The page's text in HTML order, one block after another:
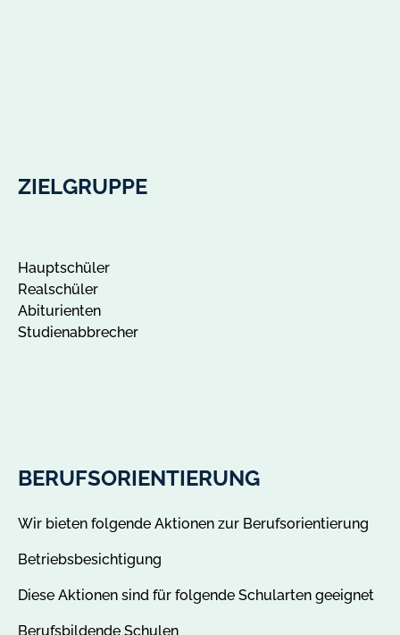
ZIELGRUPPE
Hauptschüler
Realschüler
Abiturienten
Studienabbrecher
BERUFSORIENTIERUNG
Wir bieten folgende Aktionen zur Berufsorientierung
Betriebsbesichtigung
Diese Aktionen sind für folgende Schularten geeignet
Berufsbildende Schulen